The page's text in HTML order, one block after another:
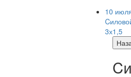
10
3х1,5